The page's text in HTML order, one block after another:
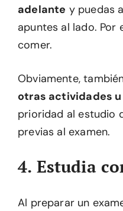
adelante y puedas
apuntes al lado. Por
comer.
Obviamente,
otras actividades
prioridad al estudio
previas al examen.
4. Estudia
Al preparar un